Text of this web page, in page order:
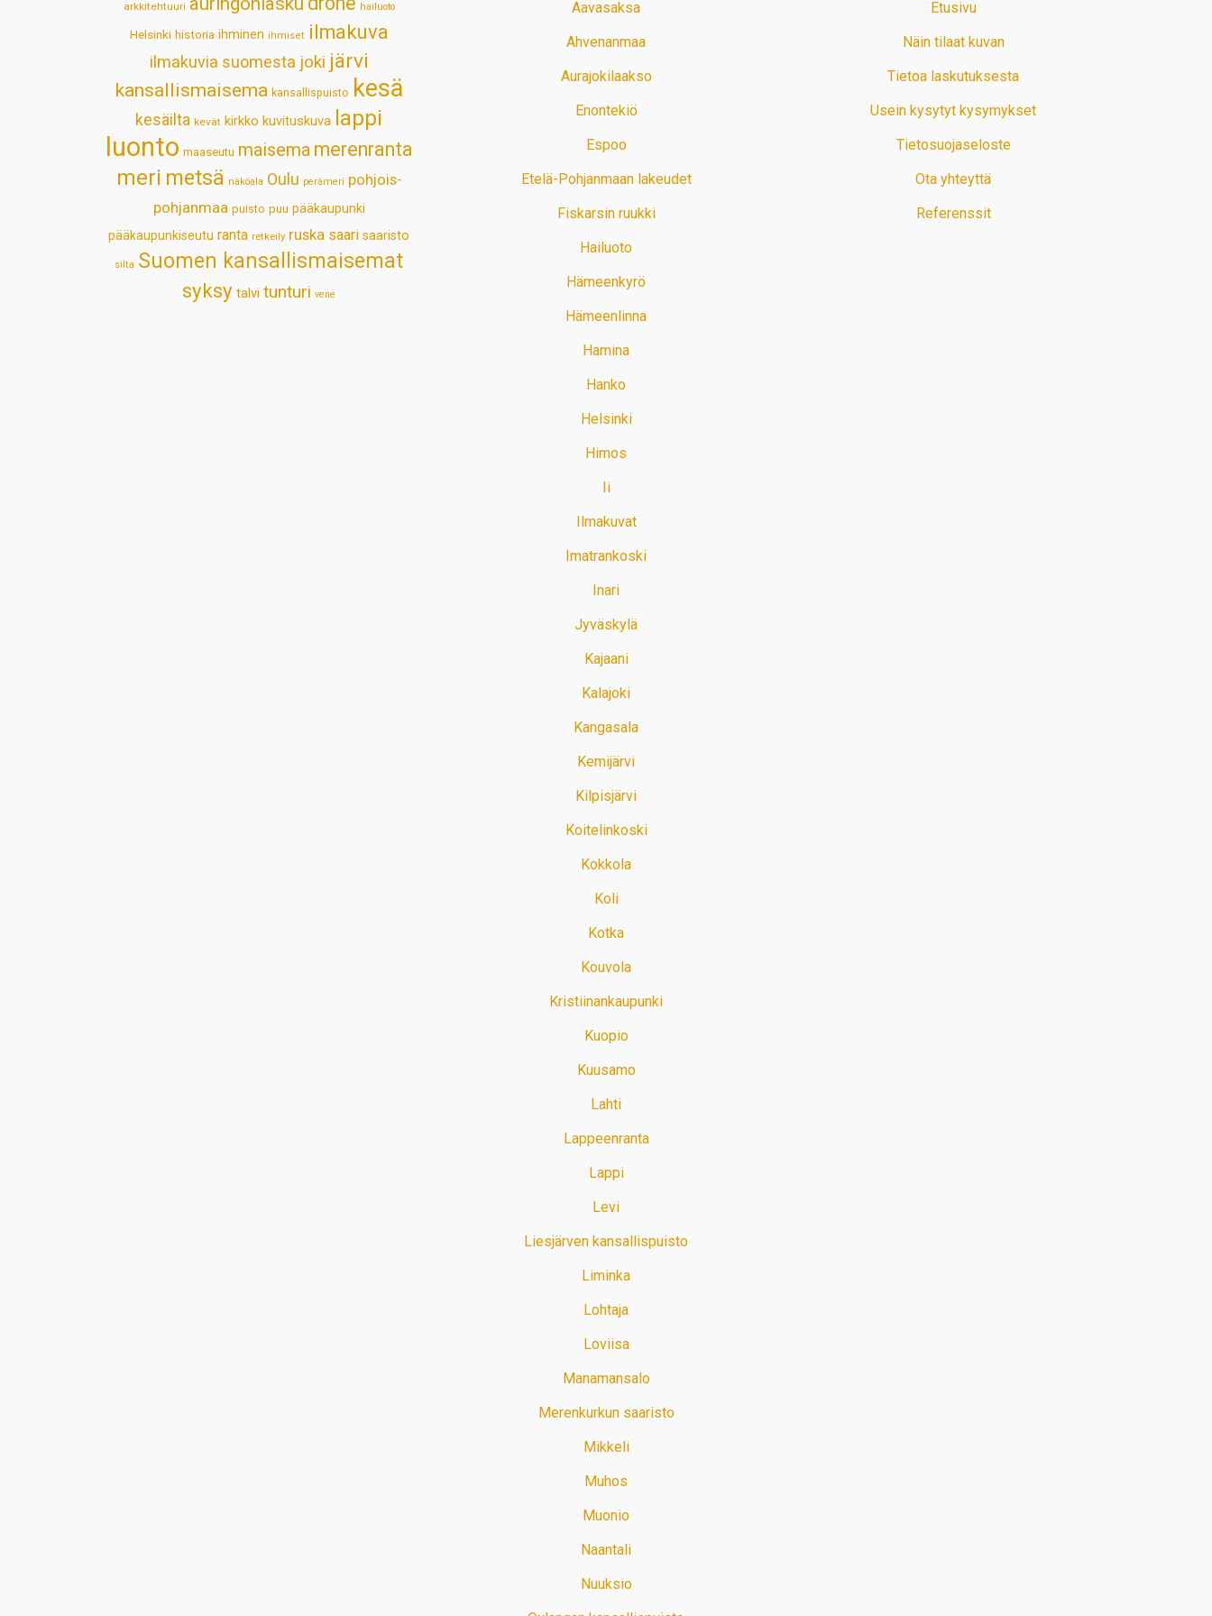
arkkitehtuuri hailuoto
Helsinki historia ihminen ihmiset ilmakuva
ilmakuvia suomesta joki järvi
kansallismaisema kansallispuisto kesä
kesäilta kevät kirkko kuvituskuva lappi
luonto maaseutu maisema merenranta
meri metsä näköala Oulu perämeri pohjois-
pohjanmaa puisto puu pääkaupunki
pääkaupunkiseutu ranta retkeily ruska saari saaristo
silta Suomen kansallismaisemat
syksy talvi tunturi vene
Aavasaksa
Ahvenanmaa
Aurajokilaakso
Enontekiö
Espoo
Etelä-Pohjanmaan lakeudet
Fiskarsin ruukki
Hailuoto
Hämeenkyrö
Hämeenlinna
Hamina
Hanko
Helsinki
Himos
Ii
Ilmakuvat
Imatrankoski
Inari
Jyväskylä
Kajaani
Kalajoki
Kangasala
Kemijärvi
Kilpisjärvi
Koitelinkoski
Kokkola
Koli
Kotka
Kouvola
Kristiinankaupunki
Kuopio
Kuusamo
Lahti
Lappeenranta
Lappi
Levi
Liesjärven kansallispuisto
Liminka
Lohtaja
Loviisa
Manamansalo
Merenkurkun saaristo
Mikkeli
Muhos
Muonio
Naantali
Nuuksio
Etusivu
Näin tilaat kuvan
Tietoa laskutuksesta
Usein kysytyt kysymykset
Tietosuojaseloste
Ota yhteyttä
Referenssit